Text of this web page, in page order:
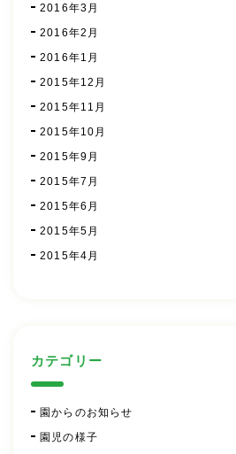
2016年3月
2016年2月
2016年1月
2015年12月
2015年11月
2015年10月
2015年9月
2015年7月
2015年6月
2015年5月
2015年4月
カテゴリー
園からのお知らせ
園児の様子